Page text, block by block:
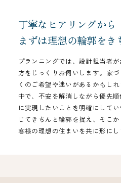
丁寧なヒアリングから
まずは理想の輪郭を き
プランニングでは、設計担当者
方をじっくりお伺いします。家
くのご希望や迷いがあるかもし
中で、不安を解消しながら優先
に実現したいことを明確にして
じてきちんと輪郭を捉え、そこ
客様の理想の住まいを共に形にし